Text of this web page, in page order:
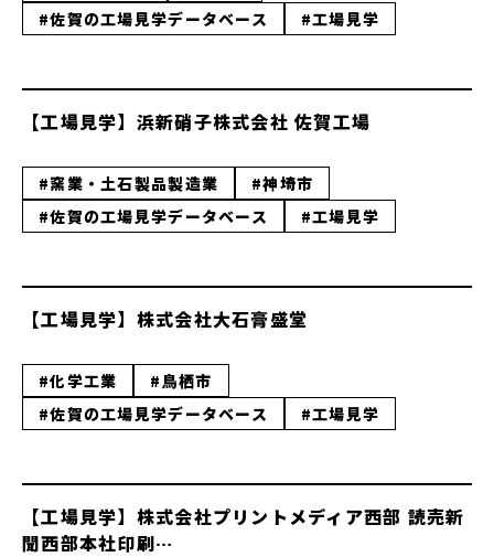
#佐賀の工場見学データベース #工場見学
【工場見学】浜新硝子株式会社 佐賀工場
#窯業・土石製品製造業
#神埼市
#佐賀の工場見学データベース
#工場見学
【工場見学】株式会社大石膏盛堂
#化学工業
#鳥栖市
#佐賀の工場見学データベース
#工場見学
【工場見学】株式会社プリントメディア西部 読売新
聞西部本社印刷…